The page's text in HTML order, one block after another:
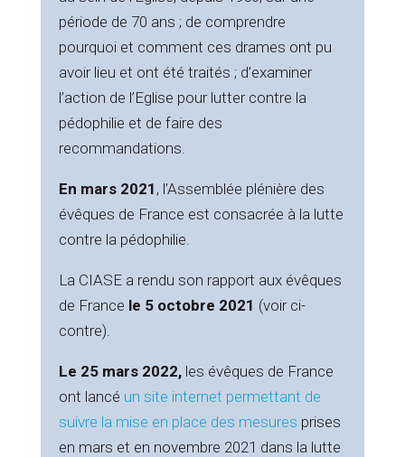
période de 70 ans ; de comprendre
pourquoi et comment ces drames ont pu
avoir lieu et ont été traités ; d’examiner
l’action de l’Eglise pour lutter contre la
pédophilie et de faire des
recommandations.
En mars 2021 , l’Assemblée plénière des
évêques de France est consacrée à la lutte
contre la pédophilie.
La CIASE a rendu son rapport aux évêques
de France le 5 octobre 2021 (voir ci-
contre).
Le 25 mars 2022,les évêques de France
ont lancé un site internet permettant de
suivre la mise en place des mesures prises
en mars et en novembre 2021 dans la lutte